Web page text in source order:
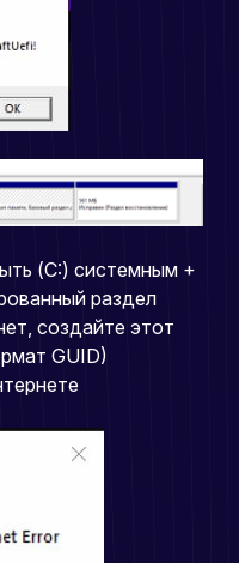
(C:) системным +
раздел
создайте этот
GUID)